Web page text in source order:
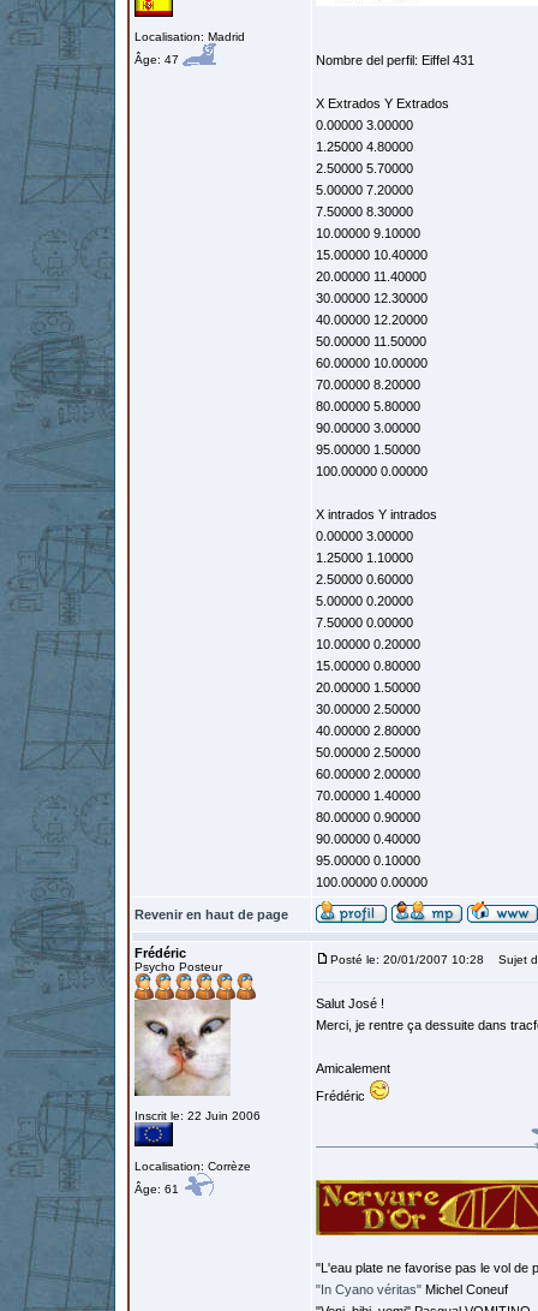
Localisation: Madrid
Âge: 47
Nombre del perfil: Eiffel 431
X Extrados Y Extrados
0.00000 3.00000
1.25000 4.80000
2.50000 5.70000
5.00000 7.20000
7.50000 8.30000
10.00000 9.10000
15.00000 10.40000
20.00000 11.40000
30.00000 12.30000
40.00000 12.20000
50.00000 11.50000
60.00000 10.00000
70.00000 8.20000
80.00000 5.80000
90.00000 3.00000
95.00000 1.50000
100.00000 0.00000
X intrados Y intrados
0.00000 3.00000
1.25000 1.10000
2.50000 0.60000
5.00000 0.20000
7.50000 0.00000
10.00000 0.20000
15.00000 0.80000
20.00000 1.50000
30.00000 2.50000
40.00000 2.80000
50.00000 2.50000
60.00000 2.00000
70.00000 1.40000
80.00000 0.90000
90.00000 0.40000
95.00000 0.10000
100.00000 0.00000
Revenir en haut de page
Frédéric
Psycho Posteur
Inscrit le: 22 Juin 2006
Localisation: Corrèze
Âge: 61
Posté le: 20/01/2007 10:28 Sujet
Salut José !
Merci, je rentre ça dessuite dans
Amicalement
Frédéric
"L'eau plate ne favorise pas le vol de
"In Cyano véritas" Michel Coneuf